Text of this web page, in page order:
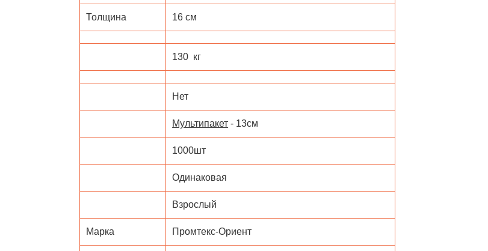
Толщина 16
130
Нет
Мультипакет - 13
1000
Одинаковая
Взрослый
Марка Промтекс-Ориент